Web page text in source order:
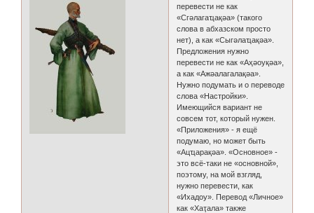
перевести не как
«Сгәлагаҵақәа» (такого
слова в абхазском просто
нет), а как «Сыгәлаҵақәа».
Предложения нужно
перевести не как «Аҳәоуқәа»,
а как «Ажәалагалақәа».
Нужно подумать и о переводе
слова «Настройки».
Имеющийся вариант не
совсем тот, который нужен.
«Приложения» - я ещё
подумаю, но может быть
«Ацҵарақәа». «Основное» -
это всё-таки не «основной»,
поэтому, на мой взгляд,
нужно перевести, как
«Ихадоу». Перевод «Личное»
как «Хаҭала» также